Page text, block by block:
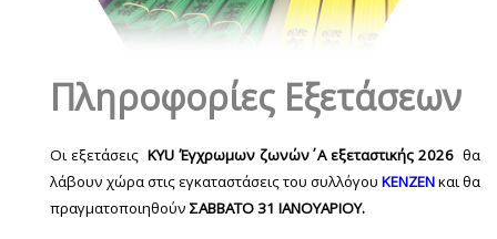
Πληροφορίες Εξετάσεων
Οι εξετάσεις KYU Έγχρωμων ζωνών΄ Α εξεταστικής 2026 θα
λάβουν χώρα στις εγκαταστάσεις του συλλόγου KENZENκαι θα
πραγματοποιηθούν ΣΑΒΒΑΤΟ 31 ΙΑΝΟΥΑΡΙΟΥ.